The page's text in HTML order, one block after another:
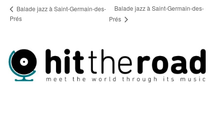
Balade jazz à Saint-Germain-des-
Prés
Balade jazz à Saint-Germain-des-
Prés